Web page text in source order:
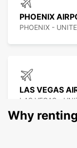
PHOENIX
PHOENIX -
LAS VEGAS
LAS VEGAS -
Why